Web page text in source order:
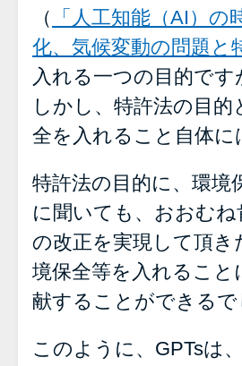
（
「人工知能（AI）
化、気候変動の問題と
入れる一つの目的で
しかし、特許法の目
全を入れること自体
特許法の目的に、環
に聞いても、おおむ
の改正を実現して頂
境保全等を入れること
献することができるで
このように、GPTsは